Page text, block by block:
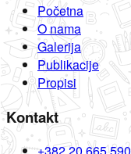
Početna
O nama
Galerija
Publikacije
Propisi
Kontakt